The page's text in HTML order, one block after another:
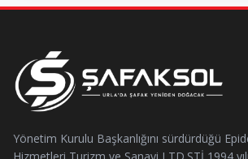
Yönetim Kurulu Başkanlığını sürdürdüğü